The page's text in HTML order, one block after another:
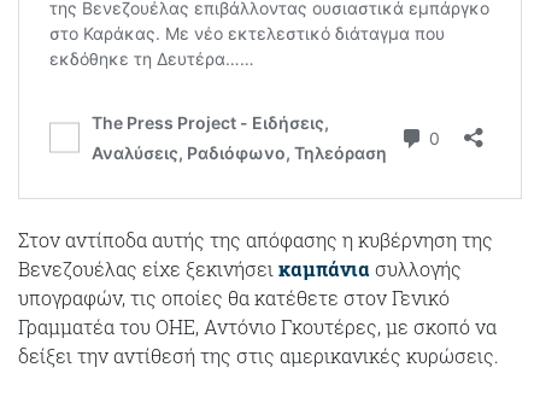
Στον αντίποδα αυτής της απόφασης η κυβέρνηση της
Βενεζουέλας είχε ξεκινήσεικαμπάνιασυλλογής
υπογραφών, τις οποίες θα κατέθετε στον Γενικό
Γραμματέα του ΟΗΕ, Αντόνιο Γκουτέρες, με σκοπό να
δείξει την αντίθεσή της στις αμερικανικές κυρώσεις.